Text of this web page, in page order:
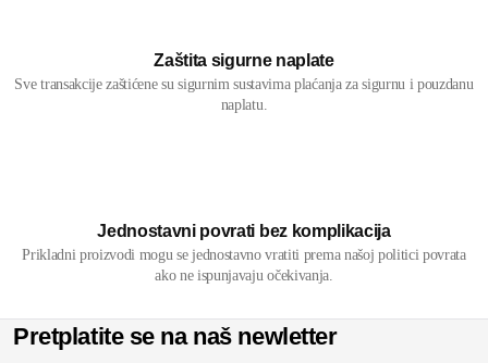
Zaštita sigurne naplate
Sve transakcije zaštićene su sigurnim sustavima plaćanja za sigurnu i pouzdanu
naplatu.
Jednostavni povrati bez komplikacija
Prikladni proizvodi mogu se jednostavno vratiti prema našoj politici povrata
ako ne ispunjavaju očekivanja.
Pretplatite se na naš newletter